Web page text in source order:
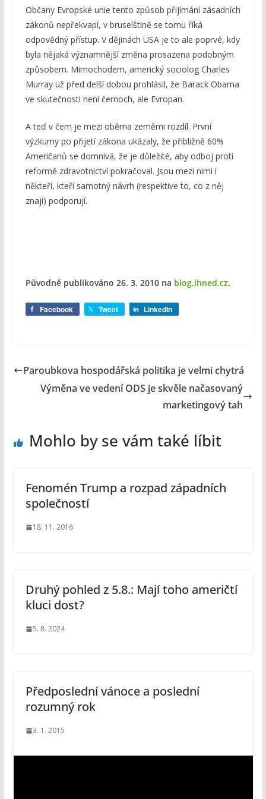
Občany Evropské unie tento způsob přijímání zásadních
zákonů nepřekvapí, v bruselštině se tomu říká
odpovědný přístup. V dějinách USA je to ale poprvé, kdy
byla nějaká významnější změna prosazena podobným
způsobem. Mimochodem, americký sociolog Charles
Murray už před delší dobou prohlásil, že Barack Obama
ve skutečnosti není černoch, ale Evropan.
A teď v čem je mezi oběma zeměmi rozdíl. První
výzkumy po přijetí zákona ukázaly, že přibližně 60%
Američanů se domnívá, že je důležité, aby odboj proti
reformě zdravotnictví pokračoval. Jsou mezi nimi i
někteří, kteří samotný návrh (respektive to, co z něj
znají) podporují.
Původně publikováno 26. 3. 2010na blog.ihned.cz.
Facebook Tweet LinkedIn
Paroubkova hospodářská politika je velmi chytrá
Výměna ve vedení ODS je skvěle načasovaný
marketingový tah
Mohlo by se vám také líbit
Fenomén Trump a rozpad západních
společností
18. 11. 2016
Druhý pohled z 5.8.: Mají toho američtí
kluci dost?
5. 8. 2024
Předposlední vánoce a poslední
rozumný rok
3. 1. 2015